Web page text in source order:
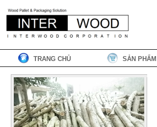
TRANG CHỦ SẢN PHẨM